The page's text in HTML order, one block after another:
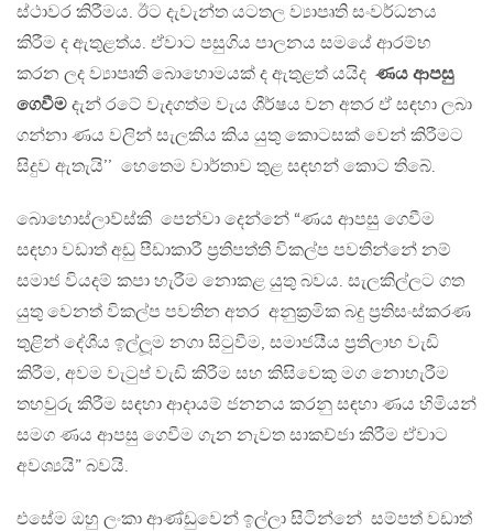
ස්ථාවර කිරීමය. ඊට දැවැන්ත යටතල ව්‍යාපෘති සංවර්ධනය
කිරීම ද ඇතුළත්ය. ඒවාට පසුගිය පාලනය සමයේ ආරම්භ
කරන ලද ව්‍යාපෘති බොහොමයක් ද ඇතුළත් යයිද ණය ආපසු
ගෙවීම දැන් රටේ වැදගත්ම වැය ශීර්ෂය වන අතර ඒ සඳහා ලබා
ගන්නා ණය වලින් සැලකිය කිය යුතු කොටසක් වෙන් කිරීමට
සිදුව ඇතැයි’’ හෙතෙම වාර්තාව තුළ සඳහන් කොට තිබේ.
බොහොස්ලාව්ස්කි පෙන්වා දෙන්නේ “ණය ආපසු ගෙවීම
සඳහා වඩාත් අඩු පීඩාකාරී ප‍්‍රතිපත්ති විකල්ප පවතින්නේ නම්
සමාජ වියදම් කපා හැරීම නොකළ යුතු බවය. සැලකිල්ලට ගත
යුතු වෙනත් විකල්ප පවතින අතර අනුක‍්‍රමික බදු ප‍්‍රතිසංස්කරණ
තුළින් දේශීය ඉල්ලූම නගා සිටුවීම, සමාජයීය ප‍්‍රතිලාභ වැඩි
කිරීම, අවම වැටුප් වැඩි කිරීම සහ කිසිවෙකු මග නොහැරීම
තහවුරු කිරීම සඳහා ආදායම් ජනනය කරනු සඳහා ණය හිමියන්
සමග ණය ආපසු ගෙවීම ගැන නැවත සාකච්ජා කිරීම ඒවාට
අවශ්‍යයි” බවයි.
එසේම ඔහු ලංකා ආණ්ඩුවෙන් ඉල්ලා සිටින්නේ සම්පත් වඩාත්